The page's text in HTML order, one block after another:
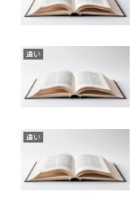
違い
違い